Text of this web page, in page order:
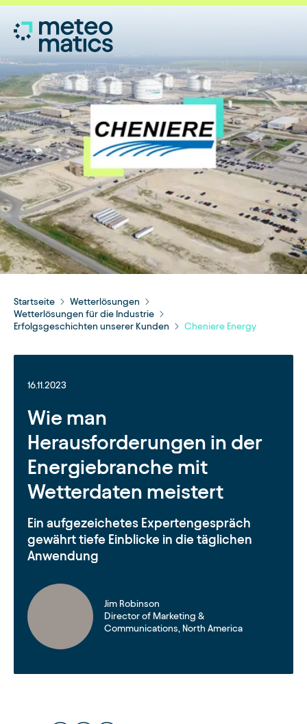
Startseite
Wetterlösungen
Wetterlösungen für die Industrie
Erfolgsgeschichten unserer Kunden
Cheniere Energy
16.11.2023
Wie man
Herausforderungen in der
Energiebranche mit
Wetterdaten meistert
Ein aufgezeichetes Expertengespräch
gewährt tiefe Einblicke in die täglichen
Anwendung
Jim Robinson
Director of Marketing &
Communications, North America